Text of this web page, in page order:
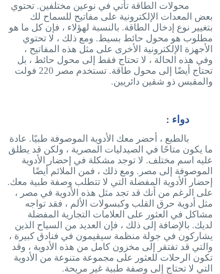
محولات الطاقة تأتي في نوعين مختلفين. تحتوي
بعض المعدات الإلكترونية على مفاتيح للسماح لك
بتغيير نوع إدخال الطاقة. بالنسبة لهؤلاء ، فإن كل ما هو
مطلوب هو محول حائط بسيط. ومع ذلك ، لا تحتوي
الأجهزة الإلكترونية الأخرى على مثل هذه المفاتيح ،
وفي هذه الحالة ، لا تحتاج فقط إلى محول حائط ، بل
تحتاج أيضًا إلى محول طاقة. تستخدم مصر 220 فولت
والمقبس ذو شقين دائريين.
دواء :
بالطبع ، أحضر معك الأدوية الموصوفة طبيًا. عادة
ما يكون متاحًا في الصيدليات المصرية ، ولكن قد يطلق
عليه اسم مختلف. لا توجد مشكلة في إحضار الأدوية
الموصوفة إلى مصر. ومع ذلك ، فمن الملائم أيضًا
إحضار الأدوية المفضلة التي لا تتطلب وصفة طبية معك.
على الرغم من أنك قد تجد مثل هذه الأدوية في مصر ،
مثل أدوية حرق القلب وكبسولات الألم ، فقد تواجه
مشاكل في العثور على العلامات التجارية المفضلة
لديك. بالإضافة إلى ذلك ، فإن العديد من السياح الذين
يشاركون في جولة منظمة سيقيمون في فنادق كبيرة ،
والتي قد تفتقر إلى مخزون كامل من هذه الأدوية ، وقد
تكون الرحلات للعثور على مجموعة متنوعة من الأدوية
التي لا تحتاج إلى وصفة طبية غير مريحة.